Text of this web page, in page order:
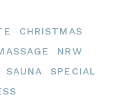
CHRISTMAS
NRW
SAUNA
SPECIAL